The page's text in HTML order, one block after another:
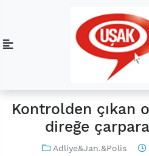
Kontrolden çıkan
direğe
Adliye&Jan.&Polis